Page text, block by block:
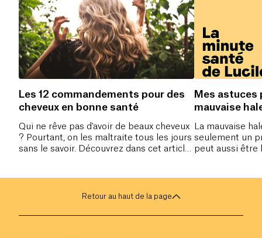
Les 12 commandements pour des
cheveux en bonne santé
Qui ne rêve pas d'avoir de beaux cheveux
? Pourtant, on les maltraite tous les jours
sans le savoir. Découvrez dans cet article
Mes
mauvaise
La mauvaise
seulement un
peut aussi être
Retour au haut de la page